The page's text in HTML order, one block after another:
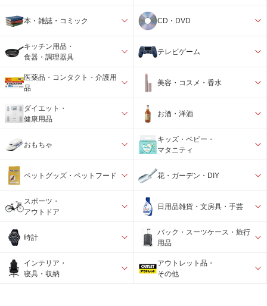
本・雑誌・コミック CD・DVD
キッチン用品・
食器・調理器具
テレビゲーム
医薬品・コンタクト・介護用
品
美容・コスメ・香水
ダイエット・
健康用品
お酒・洋酒
おもちゃ
キッズ・ベビー・
マタニティ
ペットグッズ・ペットフード 花・ガーデン・DIY
スポーツ・
アウトドア
日用品雑貨・文房具・手芸
時計
バック・スーツケース・旅行
用品
インテリア・
寝具・収納
アウトレット品・
その他